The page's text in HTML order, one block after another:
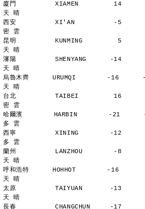
廈門          XIAMEN         14
天 晴
西安          XI'AN          -5        6
密 雲
昆明          KUNMING         5
天 晴
瀋陽          SHENYANG      -14
天 晴
烏魯木齊      URUMQI        -16
天 晴
台北          TAIBEI         16
密 雲
哈爾濱        HARBIN        -21      -
多 雲
西寧          XINING        -12
多 雲
蘭州          LANZHOU        -8
天 晴
呼和浩特      HOHHOT        -16
天 晴
太原          TAIYUAN       -13
天 晴
長春          CHANGCHUN     -17